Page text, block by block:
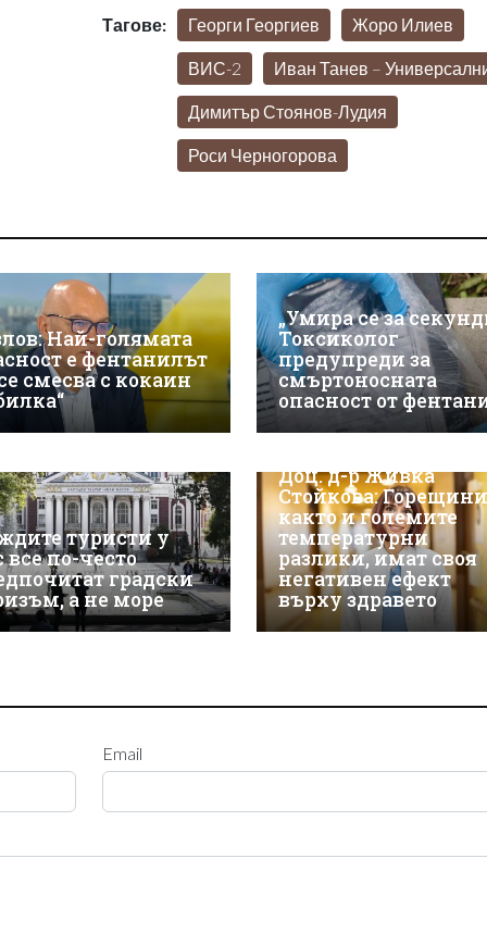
Тагове: Георги Георгиев Жоро Илиев
ВИС-2 Иван Танев –
Димитър Стоянов-Лудия
Роси Черногорова
Най-голямата
е фентанилът
смесва с кокаин
„Умира се за
Токсиколог
предупреди за
смъртоносната
опасност от
туристи у
все по-често
градски
а не море
Доц. д-р Живка
Стойкова:
както и големите
температурни
разлики, имат своя
негативен ефект
върху здравето
Email